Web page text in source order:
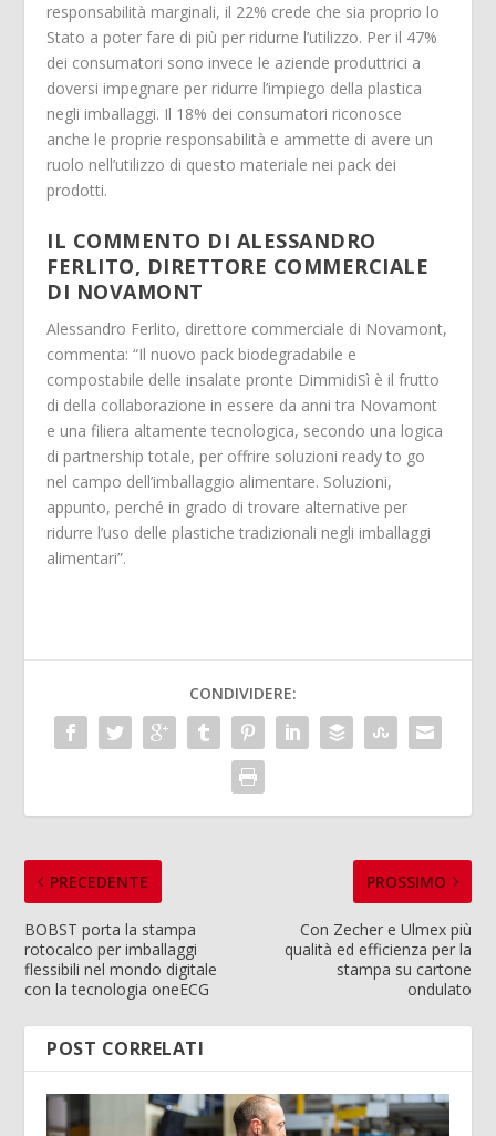
responsabilità marginali, il 22% crede che sia proprio lo
Stato a poter fare di più per ridurne l’utilizzo. Per il 47%
dei consumatori sono invece le aziende produttrici a
doversi impegnare per ridurre l’impiego della plastica
negli imballaggi. Il 18% dei consumatori riconosce
anche le proprie responsabilità e ammette di avere un
ruolo nell’utilizzo di questo materiale nei pack dei
prodotti.
IL COMMENTO DI ALESSANDRO
FERLITO, DIRETTORE COMMERCIALE
DI NOVAMONT
Alessandro Ferlito, direttore commerciale di Novamont,
commenta: “Il nuovo pack biodegradabile e
compostabile delle insalate pronte DimmidiSì è il frutto
di della collaborazione in essere da anni tra Novamont
e una filiera altamente tecnologica, secondo una logica
di partnership totale, per offrire soluzioni ready to go
nel campo dell’imballaggio alimentare. Soluzioni,
appunto, perché in grado di trovare alternative per
ridurre l’uso delle plastiche tradizionali negli imballaggi
alimentari”.
CONDIVIDERE:
PRECEDENTE
BOBST porta la stampa
rotocalco per imballaggi
flessibili nel mondo digitale
con la tecnologia oneECG
PROSSIMO
Con Zecher e Ulmex più
qualità ed efficienza per la
stampa su cartone
ondulato
POST CORRELATI